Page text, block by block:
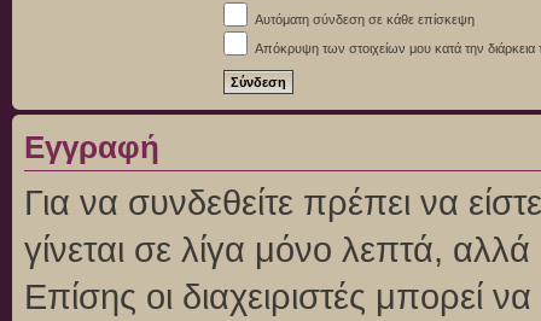
Αυτόματη σύνδεση σε κάθε επίσκεψη
Απόκρυψη των στοιχείων μου κατά την διάρκεια
Εγγραφή
Για να συνδεθείτε πρέπει να
γίνεται σε λίγα μόνο λεπτά,
Επίσης οι διαχειριστές μπορεί